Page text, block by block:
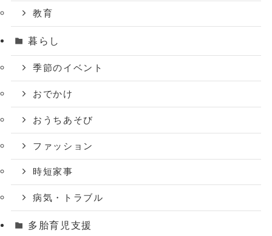
教育
暮らし
季節のイベント
おでかけ
おうちあそび
ファッション
時短家事
病気・トラブル
多胎育児支援